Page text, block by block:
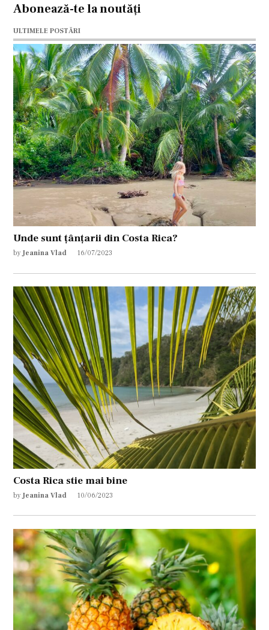
Abonează-te la noutăți
ULTIMELE POSTĂRI
Unde sunt țânțarii din Costa Rica?
by Jeanina Vlad 16/07/2023
Costa Rica stie mai bine
by Jeanina Vlad 10/06/2023